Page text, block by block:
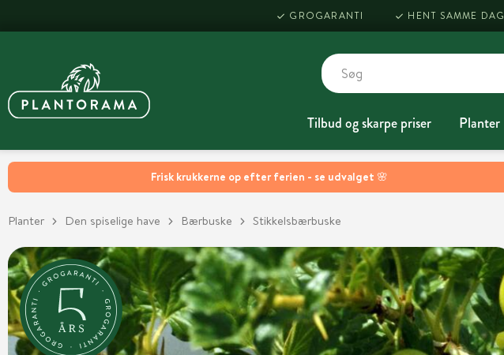
Frisk krukkerne op efter ferien - se udvalget 🌸
GROGARANTI HENT SAMME DAG
Tilbud og skarpe priser Planter
Planter Den spiselige have Bærbuske Stikkelsbærbuske